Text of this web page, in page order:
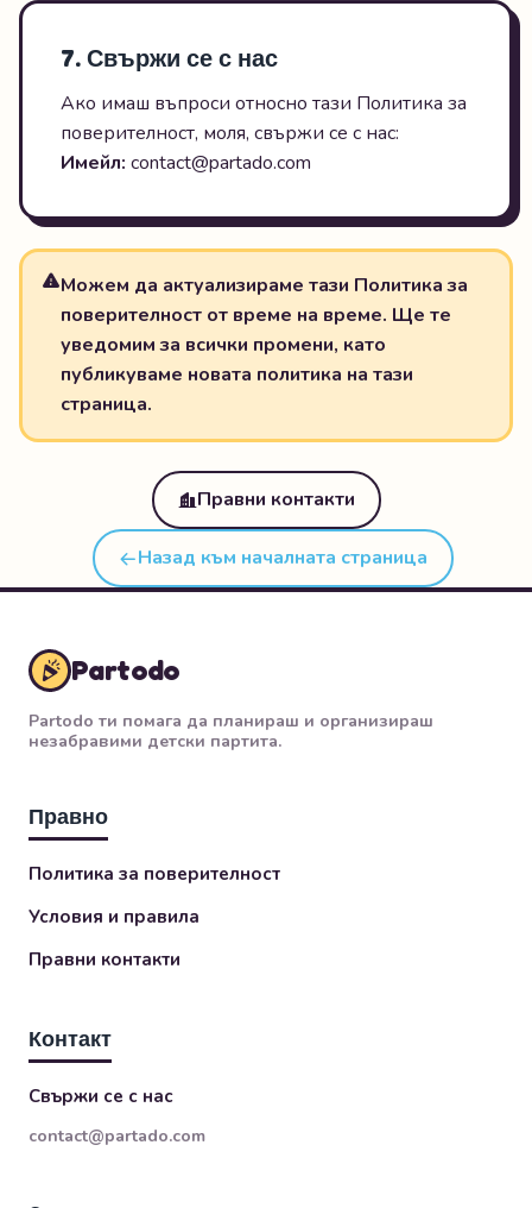
7. Свържи се с нас
Ако имаш въпроси относно тази Политика за
поверителност, моля, свържи се с нас:
Имейл: contact@partado.com
Можем да актуализираме тази Политика за
поверителност от време на време. Ще те
уведомим за всички промени, като
публикуваме новата политика на тази
страница.
Правни контакти
Назад към началната страница
Partodo
Partodo ти помага да планираш и организираш
незабравими детски партита.
Правно
Политика за поверителност
Условия и правила
Правни контакти
Контакт
Свържи се с нас
contact@partado.com